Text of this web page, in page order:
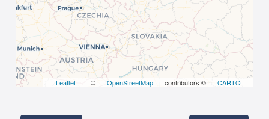
Leaflet | © OpenStreetMap contributors © CARTO